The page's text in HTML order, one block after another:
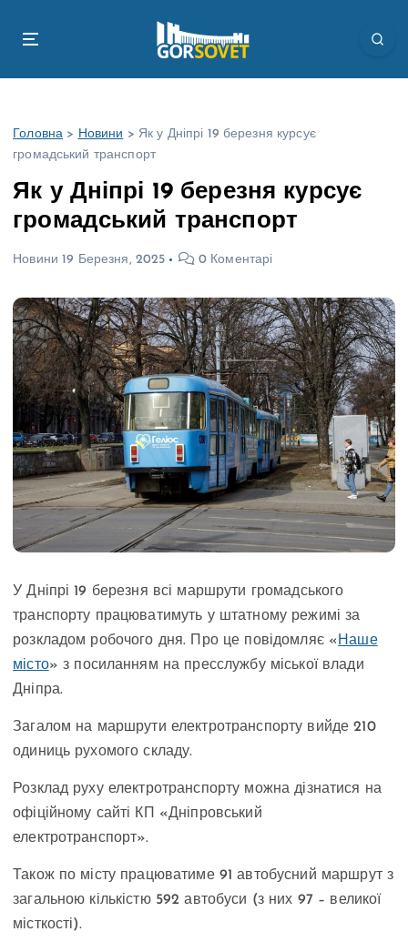
Головна > Новини > Як у Дніпрі 19 березня курсує
громадський транспорт
Як у Дніпрі 19 березня курсує
громадський транспорт
Новини 19 Березня, 2025 0 Коментарі
У Дніпрі 19 березня всі маршрути громадського
транспорту працюватимуть у штатному режимі за
розкладом робочого дня. Про це повідомляє « Наше
місто» з посиланням на пресслужбу міської влади
Дніпра.
Загалом на маршрути електротранспорту вийде 210
одиниць рухомого складу.
Розклад руху електротранспорту можна дізнатися на
офіційному сайті КП «Дніпровський
електротранспорт».
Також по місту працюватиме 91 автобусний маршрут з
загальною кількістю 592 автобуси (з них 97 – великої
місткості).